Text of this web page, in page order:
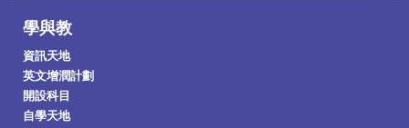
學與教
資訊天地
英文增潤計劃
開設科目
自學天地